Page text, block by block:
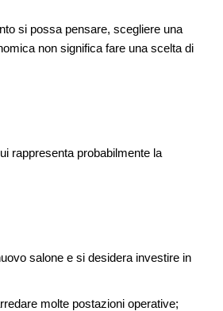
si possa pensare, scegliere una
non significa fare una scelta di
rappresenta probabilmente la
salone e si desidera investire in
molte postazioni operative;